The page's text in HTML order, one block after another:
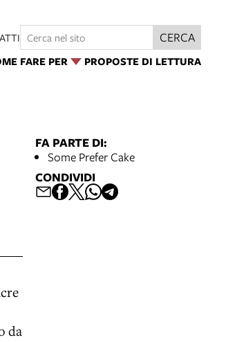
FARE PER PROPOSTE DI LETTURA
CERCA
da
FA PARTE DI:
Some Prefer Cake
CONDIVIDI